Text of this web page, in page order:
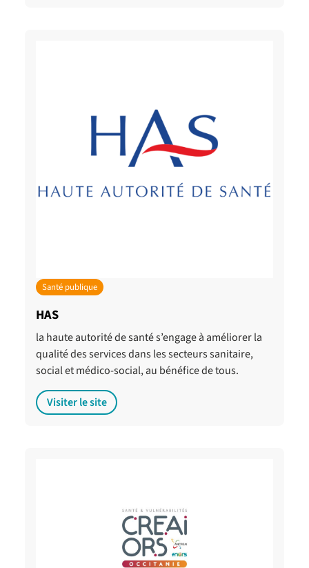
Santé publique
HAS
la haute autorité de santé s’engage à améliorer la
qualité des services dans les secteurs sanitaire,
social et médico-social, au bénéfice de tous.
Visiter le site